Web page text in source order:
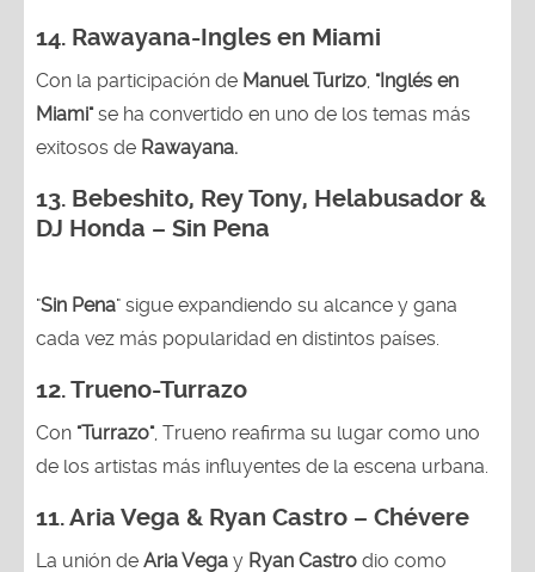
14. Rawayana-Ingles en Miami
Con la participación de Manuel Turizo, "Inglés en
Miami"se ha convertido en uno de los temas más
exitosos de Rawayana.
13. Bebeshito, Rey Tony, Helabusador &
DJ Honda – Sin Pena
"Sin Pena" sigue expandiendo su alcance y gana
cada vez más popularidad en distintos países.
12.Trueno-Turrazo
Con "Turrazo", Trueno reafirma su lugar como uno
de los artistas más influyentes de la escena urbana.
11. Aria Vega & Ryan Castro – Chévere
La unión de Aria Vega y Ryan Castro dio como